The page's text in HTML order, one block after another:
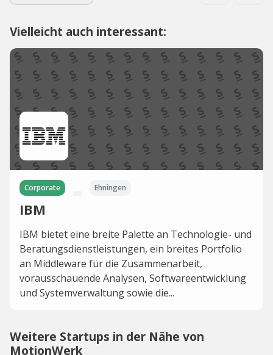
Vielleicht auch interessant:
Corporate Ehningen
IBM
IBM bietet eine breite Palette an Technologie- und
Beratungsdienstleistungen, ein breites Portfolio
an Middleware für die Zusammenarbeit,
vorausschauende Analysen, Softwareentwicklung
und Systemverwaltung sowie die...
Weitere Startups in der Nähe von
MotionWerk